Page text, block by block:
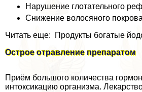
Нарушение глотательного
Снижение волосяного
Читать еще: Продукты богатые
Острое отравление препаратом
Приём большого количества
интоксикацию организма.